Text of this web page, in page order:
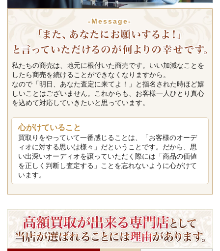
-Message-
私たちの商売は、地元に根付いた商売です。いい加減なことを
したら商売を続けることができなくなりますから。
なので「明日、あなた査定に来てよ！」と指名された時ほど嬉
しいことはございません。これからも、お客様一人ひとり真心
を込めて対応していきたいと思っています。
心がけていること
買取りをやっていて一番感じることは、「お客様のオーデ
ィオに対する思いは様々」だということです。だから、思
い出深いオーディオを譲っていただく際には「商品の価値
を正しく判断し査定する」ことを忘れないように心がけて
います。